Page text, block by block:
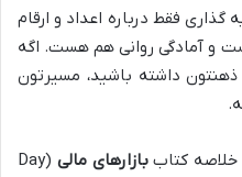
فقط درباره اعداد و ارقام
و آمادگی روانی هم هست. اگه
داشته باشید، مسیرتون
خلاصه کتاببازارهای مالی (Day